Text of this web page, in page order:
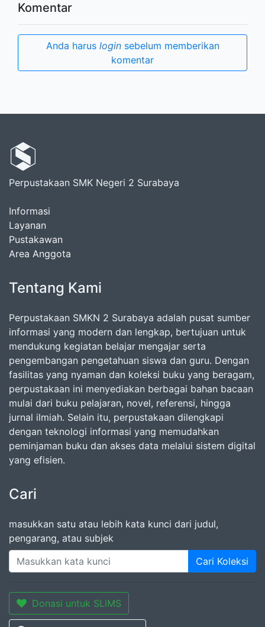
Komentar
Anda harus loginsebelum memberikan
komentar
Perpustakaan SMK Negeri 2 Surabaya
Informasi
Layanan
Pustakawan
Area Anggota
Tentang Kami
Perpustakaan SMKN 2 Surabaya adalah pusat sumber
informasi yang modern dan lengkap, bertujuan untuk
mendukung kegiatan belajar mengajar serta
pengembangan pengetahuan siswa dan guru. Dengan
fasilitas yang nyaman dan koleksi buku yang beragam,
perpustakaan ini menyediakan berbagai bahan bacaan
mulai dari buku pelajaran, novel, referensi, hingga
jurnal ilmiah. Selain itu, perpustakaan dilengkapi
dengan teknologi informasi yang memudahkan
peminjaman buku dan akses data melalui sistem digital
yang efisien.
Cari
masukkan satu atau lebih kata kunci dari judul,
pengarang, atau subjek
Cari Koleksi
Donasi untuk SLiMS